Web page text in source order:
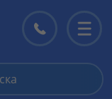
Контакты